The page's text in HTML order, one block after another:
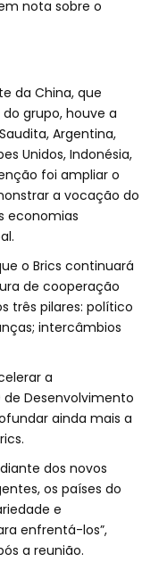
nota sobre o
da China, que
grupo, houve a
Argentina,
Unidos, Indonésia,
foi ampliar o
a vocação do
economias
o Brics continuará
de cooperação
três pilares: político
intercâmbios
a
Desenvolvimento
ainda mais a
dos novos
os países do
e
enfrentá-los”,
a reunião.